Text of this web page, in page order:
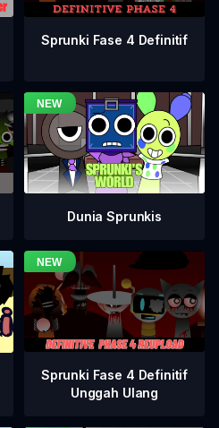
Sprunki Fase 4 Definitif
Dunia Sprunkis
Sprunki Fase 4 Definitif
Unggah Ulang